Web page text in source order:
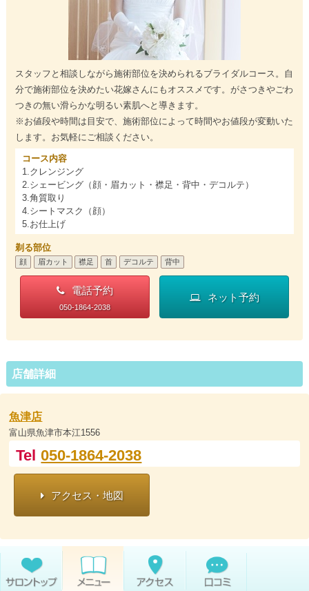
スタッフと相談しながら施術部位を決められるブライダルコース。自
分で施術部位を決めたい花嫁さんにもオススメです。がさつきやごわ
つきの無い滑らかな明るい素肌へと導きます。
※お値段や時間は目安で、施術部位によって時間やお値段が変動いた
します。お気軽にご相談ください。
コース内容
1.クレンジング
2.シェービング（顔・眉カット・襟足・背中・デコルテ）
3.角質取り
4.シートマスク（顔）
5.お仕上げ
剃る部位
顔 眉カット 襟足 首 デコルテ 背中
電話予約
050-1864-2038
ネット予約
店舗詳細
魚津店
富山県魚津市本江1556
Tel050-1864-2038
アクセス・地図